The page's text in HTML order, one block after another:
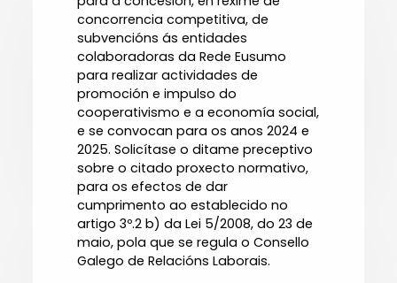
concorrencia competitiva, de
subvencións ás entidades
colaboradoras da Rede Eusumo
para realizar actividades de
promoción e impulso do
cooperativismo e a economía social,
e se convocan para os anos 2024 e
2025. Solicítase o ditame preceptivo
sobre o citado proxecto normativo,
para os efectos de dar
cumprimento ao establecido no
artigo 3º.2 b) da Lei 5/2008, do 23 de
maio, pola que se regula o Consello
Galego de Relacións Laborais.